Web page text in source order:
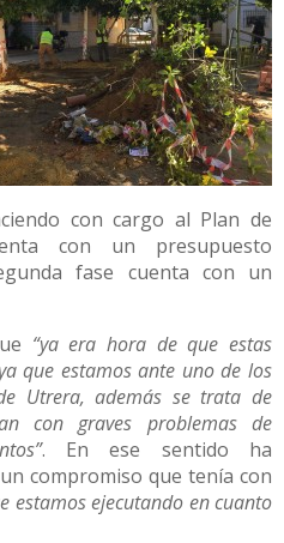
con cargo al Plan de
con un presupuesto
fase cuenta con un
“ya era hora de que estas
que estamos ante uno de los
Utrera, además se trata de
con graves problemas de
. En ese sentido ha
compromiso que tenía con
estamos ejecutando en cuanto